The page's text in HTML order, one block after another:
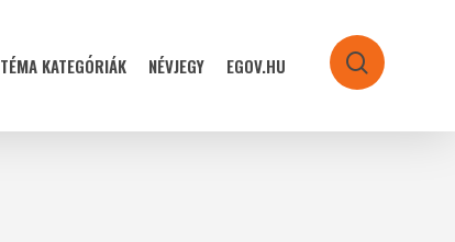
TÉMA KATEGÓRIÁK NÉVJEGY EGOV.HU search